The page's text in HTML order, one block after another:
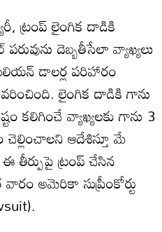
ట్రంప్ లైంగిక దాడికి
దెబ్బతీసేలా వ్యాఖ్యలు
డాలర్ల పరిహారం
లైంగిక దాడికి గాను
కలిగించే వ్యాఖ్యలకు గాను 3
ఆదేశిస్తూ మే
తీర్పుపై ట్రంప్ చేసిన
అమెరికా సుప్రీంకోర్టు